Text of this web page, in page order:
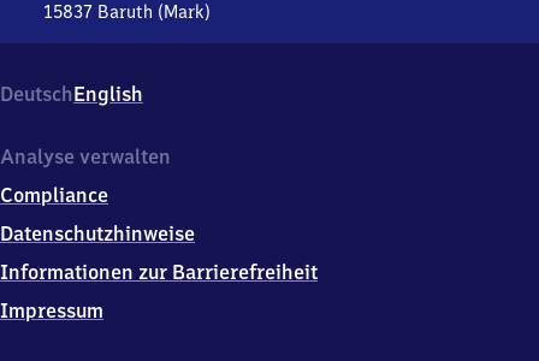
15837 Baruth (Mark)
Am
Bahnhof
1
8
3
Baruth
(Mark)
DeutschEnglish
Analyse verwalten
Compliance
Datenschutzhinweise
Informationen zur Barrierefreiheit
Impressum